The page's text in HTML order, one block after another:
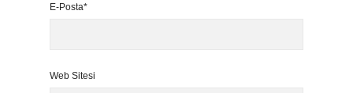
E-Posta*
Web Sitesi